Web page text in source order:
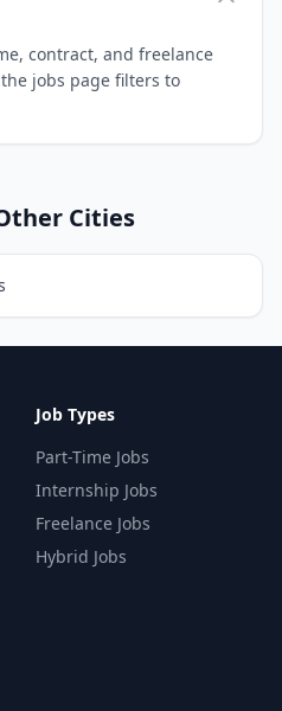
contract, and freelance
jobs page filters to
Cities
Job Types
Part-Time Jobs
Internship Jobs
Freelance Jobs
Hybrid Jobs